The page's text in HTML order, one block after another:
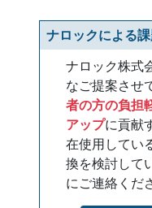
ナロックによる
ナロック株式
なご提案させ
者の方の負担
アップに貢献
在使用してい
換を検討して
にご連絡くだ